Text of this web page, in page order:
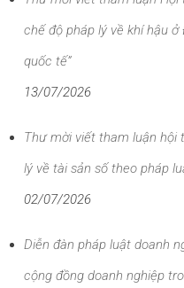
chế độ pháp lý về khí hậu
quốc tế”
13/07/2026
Thư mời viết tham luận hội
lý về tài sản số theo pháp
02/07/2026
Diễn đàn pháp luật doanh
cộng đồng doanh nghiệp